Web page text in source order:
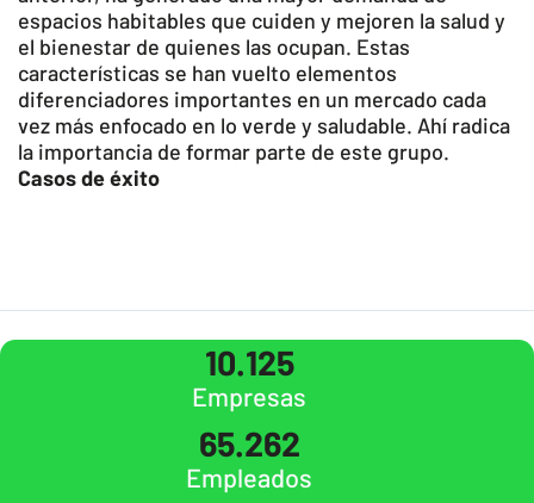
espacios habitables que cuiden y mejoren la salud y
el bienestar de quienes las ocupan. Estas
características se han vuelto elementos
diferenciadores importantes en un mercado cada
vez más enfocado en lo verde y saludable. Ahí radica
la importancia de formar parte de este grupo.
Casos de éxito
10.125
Empresas
65.262
Empleados